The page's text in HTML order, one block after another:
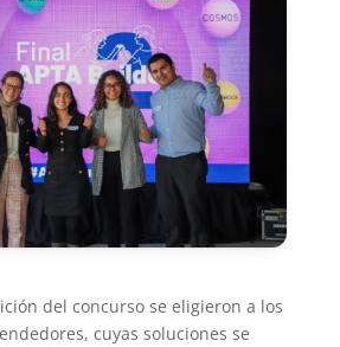
del concurso se eligieron a los
cuyas soluciones se